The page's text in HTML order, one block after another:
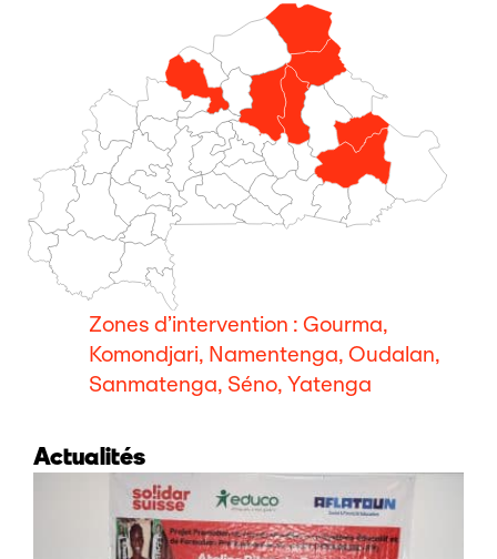
Zones d’intervention : Gourma,
Komondjari, Namentenga, Oudalan,
Sanmatenga, Séno, Yatenga
Actualités